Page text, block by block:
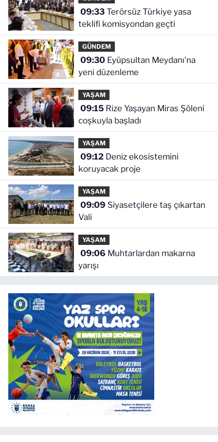
09:33Terörsüz Türkiye yasa
teklifi komisyondan geçti
GÜNDEM
09:30Eyüpsultan Meydanı'na
yeni düzenleme
YAŞAM
09:15Rize Yaşayan Miras Şöleni
coşkuyla başladı
YAŞAM
09:12Deniz ekosistemini
koruyacak proje
YAŞAM
09:09
Vali
YAŞAM
09:06
yarışı